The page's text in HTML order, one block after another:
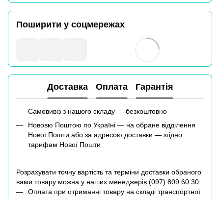
Поширити у соцмережах
Доставка Оплата Гарантія
Самовивіз з нашого складу — безкоштовно
Нововю Поштою по Україні — на обране відділення
Нової Пошти або за адресою доставки — згідно
тарифам Нової Пошти
Розрахувати точну вартість та терміни доставки обраного
вами товару можна у наших менеджерів (097) 809 60 30
Оплата при отриманні товару на складі транспортної